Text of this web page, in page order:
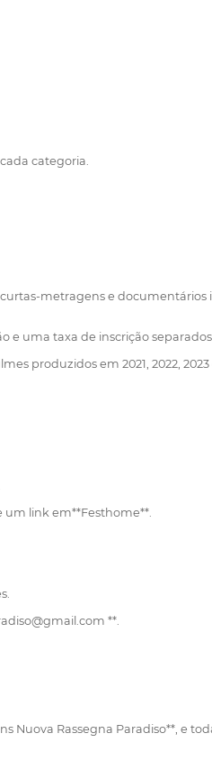
categoria.
metragens e documentários
e uma taxa de inscrição separados.
produzidos em 2021, 2022,
um link em**Festhome**.
**.
Rassegna Paradiso**, e